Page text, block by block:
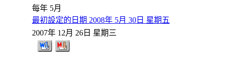
每年 5月
最初設定的日期 2008年 5月 30日 星期五
2007年 12月 26日 星期三